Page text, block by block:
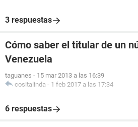
3 respuestas
Cómo saber el titular de un
Venezuela
taguanes - 15 mar 2013 a las 16:39
cositalinda - 1 feb 2017 a las 17:34
6 respuestas